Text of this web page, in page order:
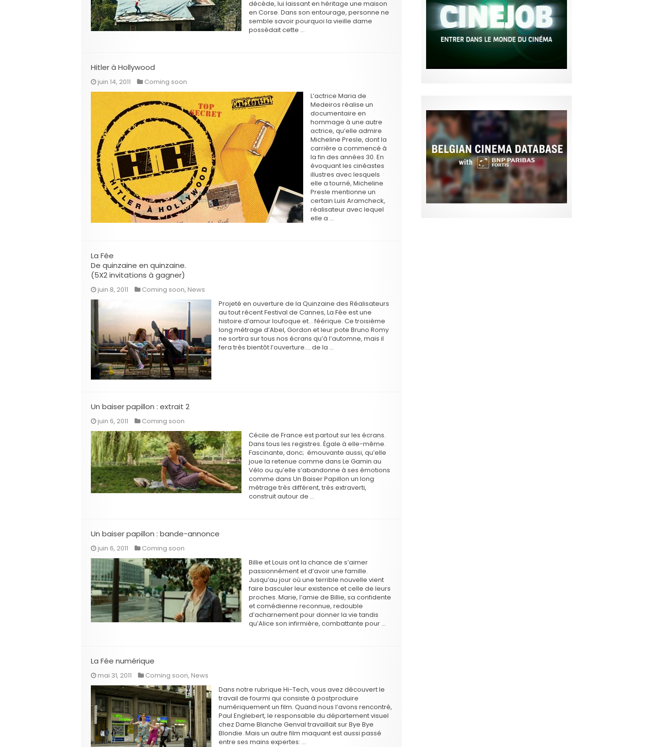
décède, lui laissant en héritage une maison
en Corse. Dans son entourage, personne ne
semble savoir pourquoi la vieille dame
possédait cette …
Hitler à Hollywood
juin 14, 2011
Coming soon
L’actrice Maria de
Medeiros réalise un
documentaire en
hommage à une autre
actrice, qu’elle admire
Micheline Presle, dont la
carrière a commencé à
la fin des années 30. En
évoquant les cinéastes
illustres avec lesquels
elle a tourné, Micheline
Presle mentionne un
certain Luis Aramcheck,
réalisateur avec lequel
elle a …
La Fée
De quinzaine en quinzaine.
(5X2 invitations à gagner)
juin 8, 2011 Coming soon, News
Projeté en ouverture de la Quinzaine des Réalisateurs
au tout récent Festival de Cannes, La Fée est une
histoire d’amour loufoque et… féérique. Ce troisième
long métrage d’Abel, Gordon et leur pote Bruno Romy
ne sortira sur tous nos écrans qu’à l’automne, mais il
fera très bientôt l’ouverture…. de la …
Un baiser papillon : extrait 2
juin 6, 2011
Coming soon
Cécile de France est partout sur les écrans.
Dans tous les registres. Égale à elle-même.
Fascinante, donc; émouvante aussi, qu’elle
joue la retenue comme dans Le Gamin au
Vélo ou qu’elle s’abandonne à ses émotions
comme dans Un Baiser Papillon un long
métrage très différent, très extraverti,
construit autour de …
Un baiser papillon : bande-annonce
juin 6, 2011
Coming soon
Billie et Louis ont la chance de s’aimer
passionnément et d’avoir une famille.
Jusqu’au jour où une terrible nouvelle vient
faire basculer leur existence et celle de leurs
proches. Marie, l’amie de Billie, sa confidente
et comédienne reconnue, redouble
d’acharnement pour donner la vie tandis
qu’Alice son infirmière, combattante pour …
La Fée numérique
mai 31, 2011 Coming soon, News
Dans notre rubrique Hi-Tech, vous avez découvert le
travail de fourmi qui consiste à postproduire
numériquement un film. Quand nous l’avons rencontré,
Paul Englebert, le responsable du département visuel
chez Dame Blanche Genval travaillait sur Bye Bye
Blondie. Mais un autre film maquant est aussi passé
entre ses mains expertes: …